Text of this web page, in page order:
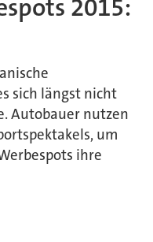
2015:
sich längst nicht
Autobauer nutzen
um
ihre